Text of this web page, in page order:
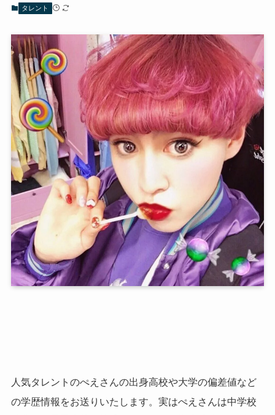
タレント
人気タレントのぺえさんの出身高校や大学の偏差値など
の学歴情報をお送りいたします。実はぺえさんは中学校